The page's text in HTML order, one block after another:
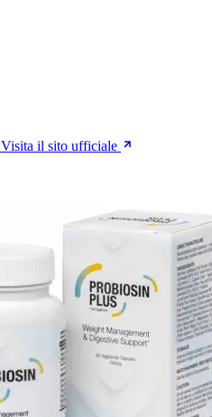
Visita il sito ufficiale